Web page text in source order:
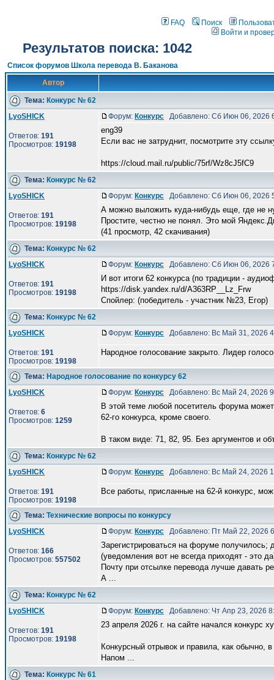
FAQ Поиск
Войти и
Результатов поиска: 1042
Список форумов Школа перевода В. Баканова
Автор
Тема: Конкурс № 62
LyoSHICK
Ответов: 191
Просмотров: 19198
Форум: Конкурс Добавлено: Сб Июн 06, 2026
eng39
Если вас не затруднит, посмотрите эту
https://cloud.mail.ru/public/75rf/Wz8cJ5fC9
Тема: Конкурс № 62
LyoSHICK
Ответов: 191
Просмотров: 19198
Форум: Конкурс Добавлено: Сб Июн 06, 2026
А можно выложить куда-нибудь еще, где не
Простите, честно не понял. Это мой
(41 просмотр, 42 скачивания)
Тема: Конкурс № 62
LyoSHICK
Ответов: 191
Просмотров: 19198
Форум: Конкурс Добавлено: Сб Июн 06, 2026
И вот итоги 62 конкурса (по традиции -
https://disk.yandex.ru/d/A363RP__Lz_Frw
Спойлер: (победитель - участник №23, Eгор)
Тема: Конкурс № 62
LyoSHICK
Ответов: 191
Просмотров: 19198
Форум: Конкурс Добавлено: Вс Май 31, 2026
Народное голосование закрыто. Лидер
Тема: Народное голосование по конкурсу 62
LyoSHICK
Ответов: 6
Просмотров: 1259
Форум: Конкурс Добавлено: Вс Май 24, 2026
В этой теме любой посетитель форума
62-го конкурса, кроме своего.
В таком виде: 71, 82, 95. Без аргументов и
Тема: Конкурс № 62
LyoSHICK
Ответов: 191
Просмотров: 19198
Форум: Конкурс Добавлено: Вс Май 24, 2026
Все работы, присланные на 62-й конкурс,
Тема: Технические вопросы по конкурсу
LyoSHICK
Ответов: 166
Просмотров: 557502
Форум: Конкурс Добавлено: Пт Май 22, 2026
Зарегистрироваться на форуме получилось;
(уведомления вот не всегда приходят - это
Почту при отсылке перевода лучше давать
А ...
Тема: Конкурс № 62
LyoSHICK
Ответов: 191
Просмотров: 19198
Форум: Конкурс Добавлено: Чт Апр 23, 2026
23 апреля 2026 г. на сайте начался конкурс
Конкурсный отрывок и правила, как обычно,
Напом ...
Тема: Конкурс № 61